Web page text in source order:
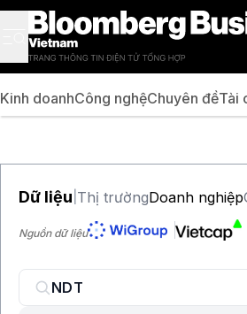
Kinh doanhCông nghệChuyên đềTài
Dữ liệu Thị trườngDoanh nghiệp
Nguồn dữ liệu